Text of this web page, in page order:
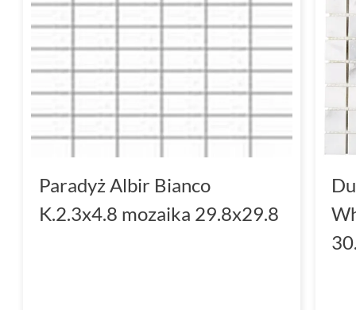
Paradyż Albir Bianco
K.2.3x4.8 mozaika 29.8x29.8